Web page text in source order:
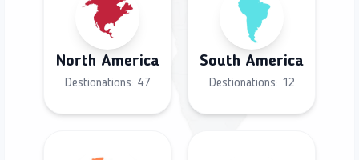
North America
Destionations: 47
South America
Destionations: 12